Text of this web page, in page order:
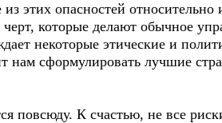
этих опасностей относительно
которые делают обычное
некоторые этические и
нам сформулировать лучшие
повсюду. К счастью, не все